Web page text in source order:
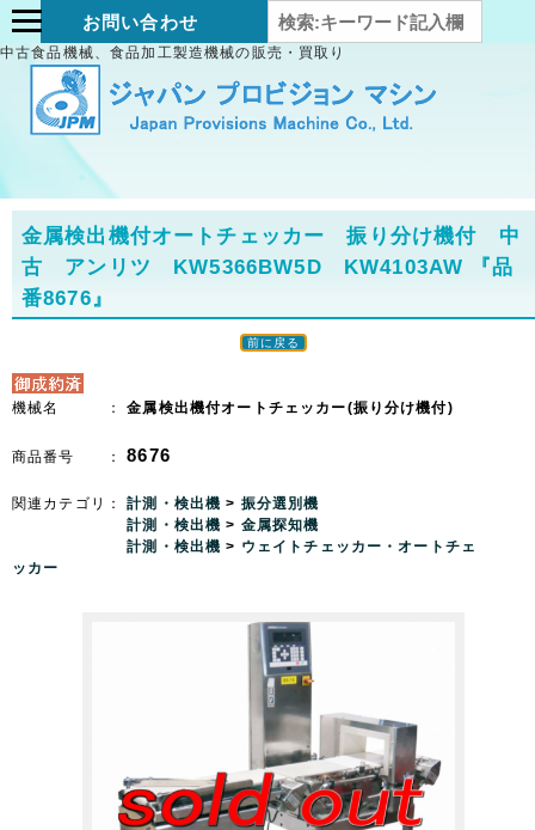
お問い合わせ
中古食品機械、食品加工製造機械の販売・買取り
金属検出機付オートチェッカー 振り分け機付 中
古 アンリツ KW5366BW5D KW4103AW
『品
番8676』
前に戻る
機械名 ：金属検出機付オートチェッカー(振り分け機付)
商品番号 ：8676
関連カテゴリ：計測・検出機> 振分選別機
計測・検出機> 金属探知機
計測・検出機> ウェイトチェッカー・オートチェ
ッカー